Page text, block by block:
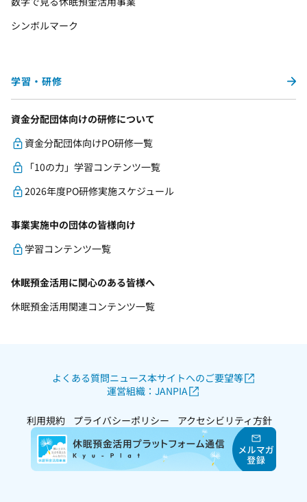
シンボルマーク
学習・研修
資金分配団体向けの研修について
資金分配団体向けPO研修一覧
「10の力」学習コンテンツ一覧
2026年度PO研修実施スケジュール
事業実施中の団体の皆様向け
学習コンテンツ一覧
休眠預金活用に関心のある皆様へ
休眠預金活用関連コンテンツ一覧
よくある質問ニュース本サイトへのご要望等
運営組織：JANPIA
利用規約 プライバシーポリシー アクセシビリティ方針